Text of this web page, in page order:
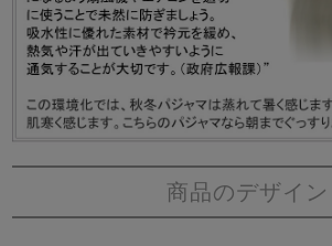
商品のデザイン